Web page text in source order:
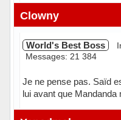
Hors ligne
Clowny
World's Best Boss
Messages: 21 384
Je ne pense pas. Saïd
lui avant que Mandanda